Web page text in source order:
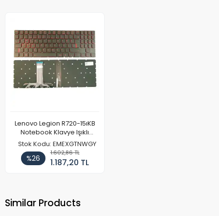
Lenovo Legion R720-15ıKB
Notebook Klavye Işıklı
(Kırmızı Harf)
Stok Kodu: EMEXGTNWGY
%26
1.602,86 TL
1.187,20 TL
Similar Products